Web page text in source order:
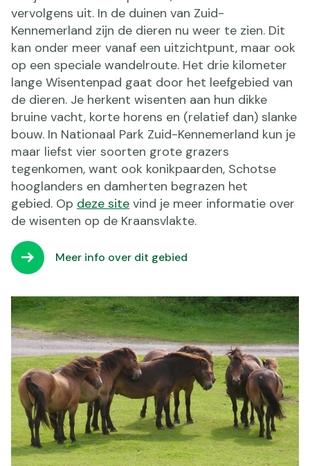
vervolgens uit. In de duinen van Zuid-
Kennemerland zijn de dieren nu weer te zien. Dit
kan onder meer vanaf een uitzichtpunt, maar ook
op een speciale wandelroute. Het drie kilometer
lange Wisentenpad gaat door het leefgebied van
de dieren. Je herkent wisenten aan hun dikke
bruine vacht, korte horens en (relatief dan) slanke
bouw. In Nationaal Park Zuid-Kennemerland kun je
maar liefst vier soorten grote grazers
tegenkomen, want ook konikpaarden, Schotse
hooglanders en damherten begrazen het
gebied. Op deze site vind je meer informatie over
de wisenten op de Kraansvlakte.
Meer info over dit gebied